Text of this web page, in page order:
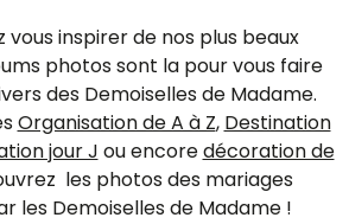
vous inspirer de nos plus beaux
photos sont la pour vous faire
des Demoiselles de Madame.
Organisation de A à Z, Destination
jour J ou encoredécoration de
les photos des mariages
les Demoiselles de Madame !